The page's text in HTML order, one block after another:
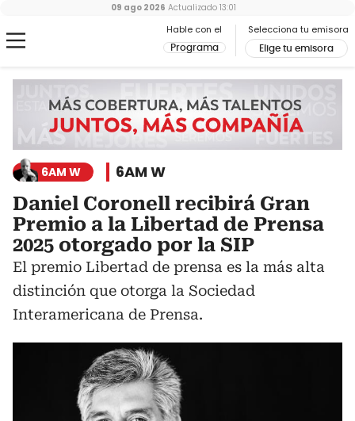
Hable con el
Programa
Selecciona tu emisora
Elige tu emisora
09 ago 2026 Actualizado 13:01
6AM W 6AM W
Daniel Coronell recibirá Gran
Premio a la Libertad de Prensa
2025 otorgado por la SIP
El premio Libertad de prensa es la más alta
distinción que otorga la Sociedad
Interamericana de Prensa.